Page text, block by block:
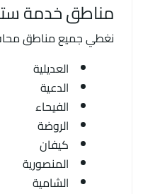
مناطق خدمة
نغطي جميع مناطق
العديلية
الدعية
الفيحاء
الروضة
كيفان
المنصورية
الشامية